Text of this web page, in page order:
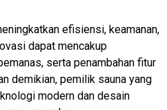
efisiensi, keamanan,
dapat mencakup
serta penambahan fitur
demikian, pemilik sauna yang
modern dan desain